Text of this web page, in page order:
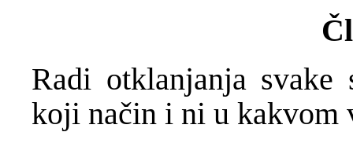
Radi otklanjanja
koji način i ni u kakvom